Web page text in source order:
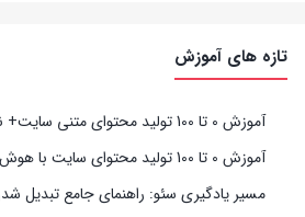
تازه های آموزش
آموزش 0 تا 100 تولید محتوای متنی سایت+ نکات و ترفندها
آموزش 0 تا 100 تولید محتوای سایت با هوش مصنوعی
مسیر یادگیری سئو: راهنمای جامع